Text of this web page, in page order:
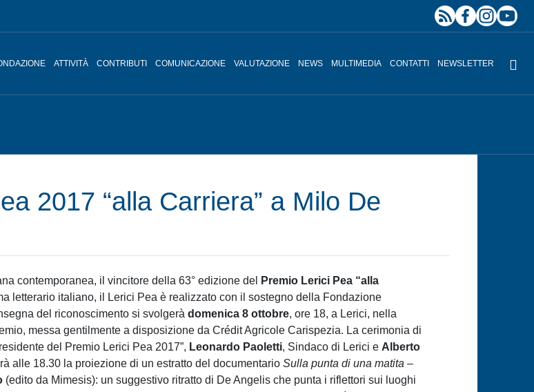
ATTIVITÀ CONTRIBUTI COMUNICAZIONE VALUTAZIONE NEWS MULTIMEDIA CONTATTI NEWSLETTER
2017 “alla Carriera” a Milo De
contemporanea, il vincitore della 63° edizione del
Premio Lerici Pea “alla
letterario italiano, il Lerici Pea è realizzato con il sostegno della Fondazione
del riconoscimento si svolgerà domenica 8 ottobre, ore 18, a Lerici, nella
messa gentilmente a disposizione da Crédit Agricole Carispezia. La cerimonia di
del Premio Lerici Pea 2017”, Leonardo Paoletti, Sindaco di Lerici e Alberto
alle 18.30 la proiezione di un estratto del documentario Sulla punta di una matita –
(edito da Mimesis): un suggestivo ritratto di De Angelis che punta i riflettori sui luoghi